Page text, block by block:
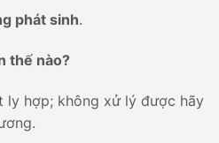
phát sinh.
thế nào?
ly hợp; không xử lý được hãy